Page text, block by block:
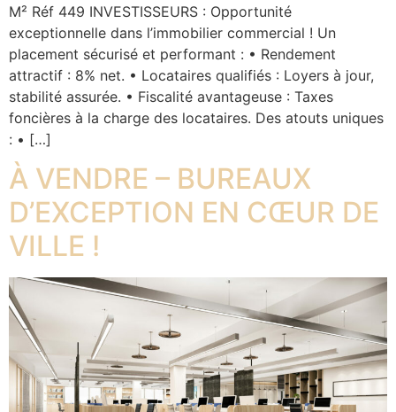
M² Réf 449 INVESTISSEURS : Opportunité
exceptionnelle dans l’immobilier commercial ! Un
placement sécurisé et performant : • Rendement
attractif : 8% net. • Locataires qualifiés : Loyers à jour,
stabilité assurée. • Fiscalité avantageuse : Taxes
foncières à la charge des locataires. Des atouts uniques
: • […]
À VENDRE – BUREAUX
D’EXCEPTION EN CŒUR DE
VILLE !